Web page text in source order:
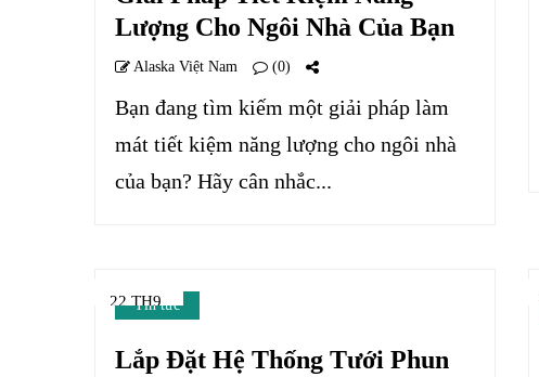
Lượng Cho Ngôi Nhà Của Bạn
Alaska Việt Nam (0)
Bạn đang tìm kiếm một giải pháp làm
mát tiết kiệm năng lượng cho ngôi nhà
của bạn? Hãy cân nhắc...
22 TH9
Tin tức
Lắp Đặt Hệ Thống Tưới Phun